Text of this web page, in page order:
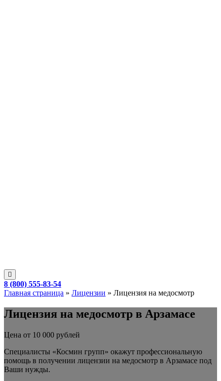
8 (800) 555-83-54
Главная страница » Лицензии » Лицензия на медосмотр
Лицензия на медосмотр в Арзамасе
Цена от 10 000 рублей
Специалисты «Космин групп» окажут профессиональную
помощь в получении лицензии на медосмотр в Арзамасе под
Ваши нужды.